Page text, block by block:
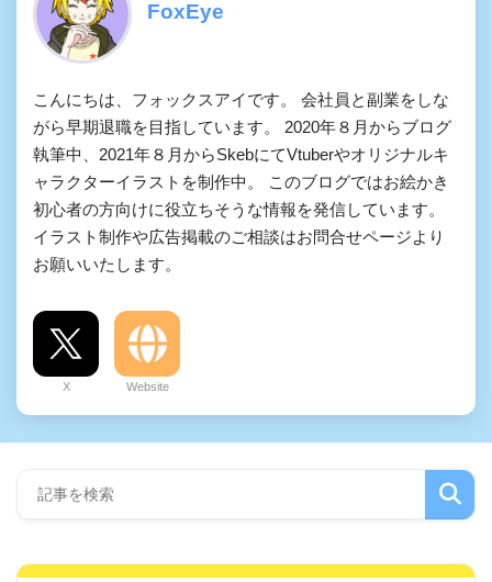
FoxEye
こんにちは、フォックスアイです。 会社員と副業をしな
がら早期退職を目指しています。 2020年８月からブログ
執筆中、2021年８月からSkebにてVtuberやオリジナルキ
ャラクターイラストを制作中。 このブログではお絵かき
初心者の方向けに役立ちそうな情報を発信しています。
イラスト制作や広告掲載のご相談はお問合せページより
お願いいたします。
X Website